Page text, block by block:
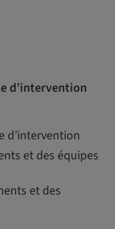
d’intervention
d’intervention
et des équipes
et des